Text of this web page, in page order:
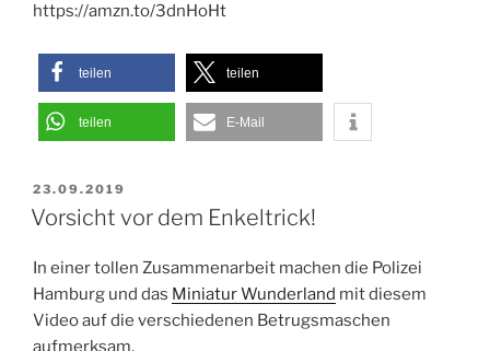
https://amzn.to/3dnHoHt
teilen teilen
teilen E-Mail
VERÖFFENTLICHT
AM
23.09.2019
Vorsicht vor dem Enkeltrick!
In einer tollen Zusammenarbeit machen die Polizei
Hamburg und das Miniatur Wunderland mit diesem
Video auf die verschiedenen Betrugsmaschen
aufmerksam.